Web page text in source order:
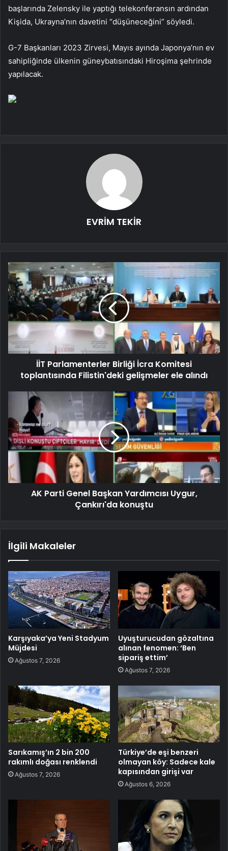
başlarında Zelensky ile yaptığı telekonferansın ardından
Kişida, Ukrayna’nın davetini “düşüneceğini” söyledi.
G-7 Başkanları 2023 Zirvesi, Mayıs ayında Japonya’nın ev
sahipliğinde ülkenin güneybatısındaki Hiroşima şehrinde
yapılacak.
EVRİM TEKİR
İİT Parlamenterler Birliği İcra Komitesi
toplantısında Filistin'deki gelişmeler ele alındı
AK Parti Genel Başkan Yardımcısı Uygur,
Çankırı'da konuştu
İlgili Makaleler
Karşıyaka’ya Yeni Stadyum
Müjdesi
Ağustos 7, 2026
Uyuşturucudan gözaltına
alınan fenomen: ‘Ben
sipariş ettim’
Ağustos 7, 2026
Sarıkamış’ın 2 bin 200
rakımlı doğası renklendi
Ağustos 7, 2026
Türkiye’de eşi benzeri
olmayan köy: Sadece kale
kapısından girişi var
Ağustos 6, 2026